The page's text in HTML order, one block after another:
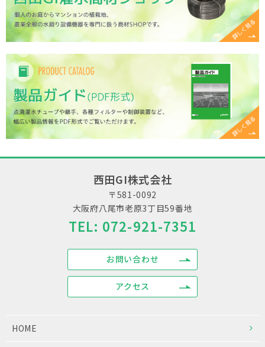
西田GI株式会社
〒581-0092
大阪府八尾市老原3丁目59番地
TEL: 072-921-7351
お問い合わせ
アクセス
HOME